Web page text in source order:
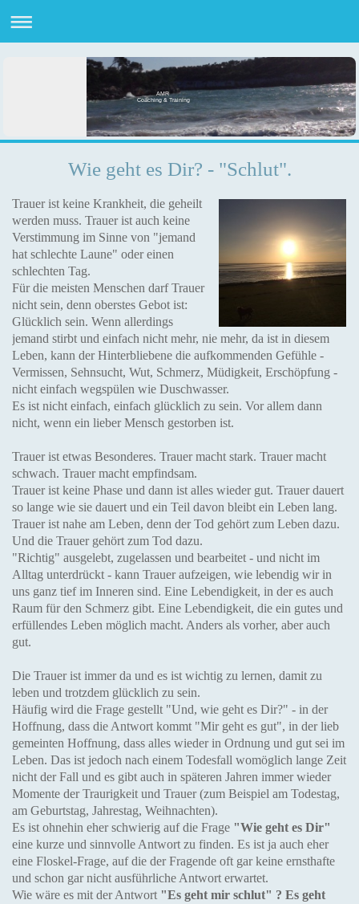
AMR
Coaching & Training
Wie geht es Dir? - "Schlut".
Trauer ist keine Krankheit, die geheilt
werden muss. Trauer ist auch keine
Verstimmung im Sinne von "jemand
hat schlechte Laune" oder einen
schlechten Tag.
Für die meisten Menschen darf Trauer
nicht sein, denn oberstes Gebot ist:
Glücklich sein. Wenn allerdings
jemand stirbt und einfach nicht mehr, nie mehr, da ist in diesem
Leben, kann der Hinterbliebene die aufkommenden Gefühle -
Vermissen, Sehnsucht, Wut, Schmerz, Müdigkeit, Erschöpfung -
nicht einfach wegspülen wie Duschwasser.
Es ist nicht einfach, einfach glücklich zu sein. Vor allem dann
nicht, wenn ein lieber Mensch gestorben ist.
Trauer ist etwas Besonderes. Trauer macht stark. Trauer macht
schwach. Trauer macht empfindsam.
Trauer ist keine Phase und dann ist alles wieder gut. Trauer dauert
so lange wie sie dauert und ein Teil davon bleibt ein Leben lang.
Trauer ist nahe am Leben, denn der Tod gehört zum Leben dazu.
Und die Trauer gehört zum Tod dazu.
"Richtig" ausgelebt, zugelassen und bearbeitet - und nicht im
Alltag unterdrückt - kann Trauer aufzeigen, wie lebendig wir in
uns ganz tief im Inneren sind. Eine Lebendigkeit, in der es auch
Raum für den Schmerz gibt. Eine Lebendigkeit, die ein gutes und
erfüllendes Leben möglich macht. Anders als vorher, aber auch
gut.
Die Trauer ist immer da und es ist wichtig zu lernen, damit zu
leben und trotzdem glücklich zu sein.
Häufig wird die Frage gestellt "Und, wie geht es Dir?" - in der
Hoffnung, dass die Antwort kommt "Mir geht es gut", in der lieb
gemeinten Hoffnung, dass alles wieder in Ordnung und gut sei im
Leben. Das ist jedoch nach einem Todesfall womöglich lange Zeit
nicht der Fall und es gibt auch in späteren Jahren immer wieder
Momente der Traurigkeit und Trauer (zum Beispiel am Todestag,
am Geburtstag, Jahrestag, Weihnachten).
Es ist ohnehin eher schwierig auf die Frage "Wie geht es Dir"
eine kurze und sinnvolle Antwort zu finden. Es ist ja auch eher
eine Floskel-Frage, auf die der Fragende oft gar keine ernsthafte
und schon gar nicht ausführliche Antwort erwartet.
Wie wäre es mit der Antwort "Es geht mir schlut" ? Es geht